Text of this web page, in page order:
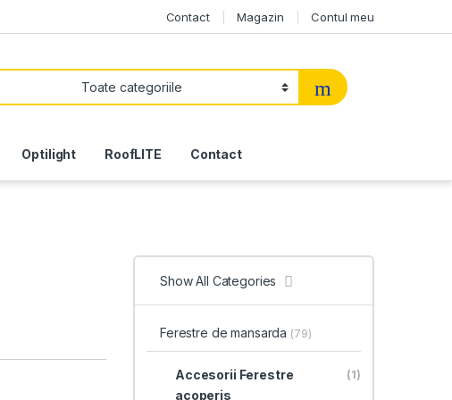
Contact Magazin Contul meu
Optilight RoofLITE Contact
Show All Categories
Ferestre de mansarda (79)
Accesorii Ferestre
acoperis
(1)